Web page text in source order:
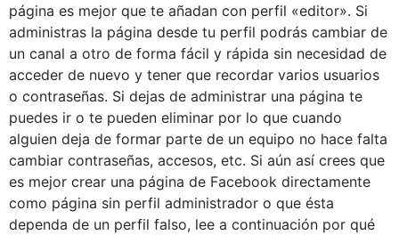
página es mejor que te añadan con perfil «editor». Si
administras la página desde tu perfil podrás cambiar de
un canal a otro de forma fácil y rápida sin necesidad de
acceder de nuevo y tener que recordar varios usuarios
o contraseñas. Si dejas de administrar una página te
puedes ir o te pueden eliminar por lo que cuando
alguien deja de formar parte de un equipo no hace falta
cambiar contraseñas, accesos, etc. Si aún así crees que
es mejor crear una página de Facebook directamente
como página sin perfil administrador o que ésta
dependa de un perfil falso, lee a continuación por qué